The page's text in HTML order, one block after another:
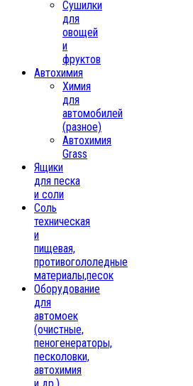
Сушилки
для
овощей
и
фруктов
Автохимия
Химия
для
автомобилей
(разное)
Автохимия
Grass
Ящики
для песка
и соли
Соль
техническая
и
пищевая,
противогололедные
материалы,песок
Oборудование
для
автомоек
(очистные,
пеногенераторы,
песколовки,
автохимия